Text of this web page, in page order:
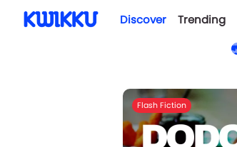
Discover Trending
Flash Fiction